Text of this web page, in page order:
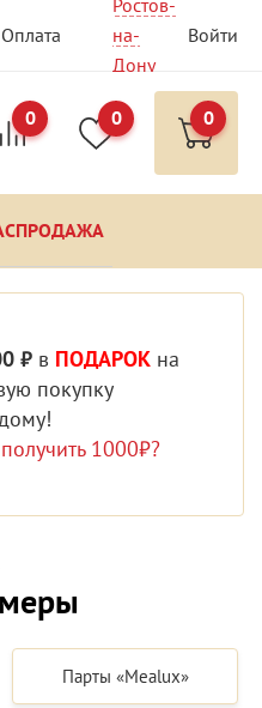
Оплата
Ростов-
на-
Дону
Войти
0 0 0
₽ в ПОДАРОК на
покупку
1000₽?
Парты «Mealux»